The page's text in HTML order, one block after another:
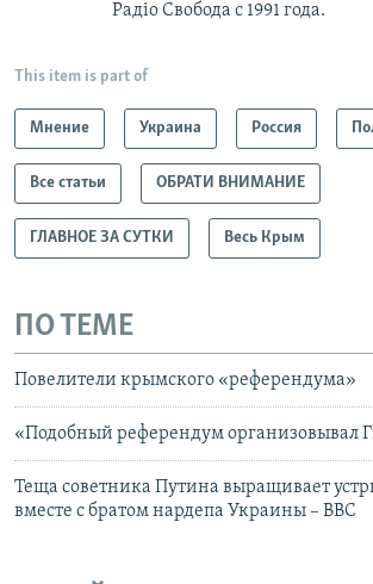
Радiо Свобода с 1991 года.
This item is part of
Мнение Украина Россия
Все статьи ОБРАТИ ВНИМАНИЕ
ГЛАВНОЕ ЗА СУТКИ Весь Крым
ПО ТЕМЕ
Повелители крымского «референдума»
«Подобный референдум организовывал
Теща советника Путина выращивает
вместе с братом нардепа Украины – BBC